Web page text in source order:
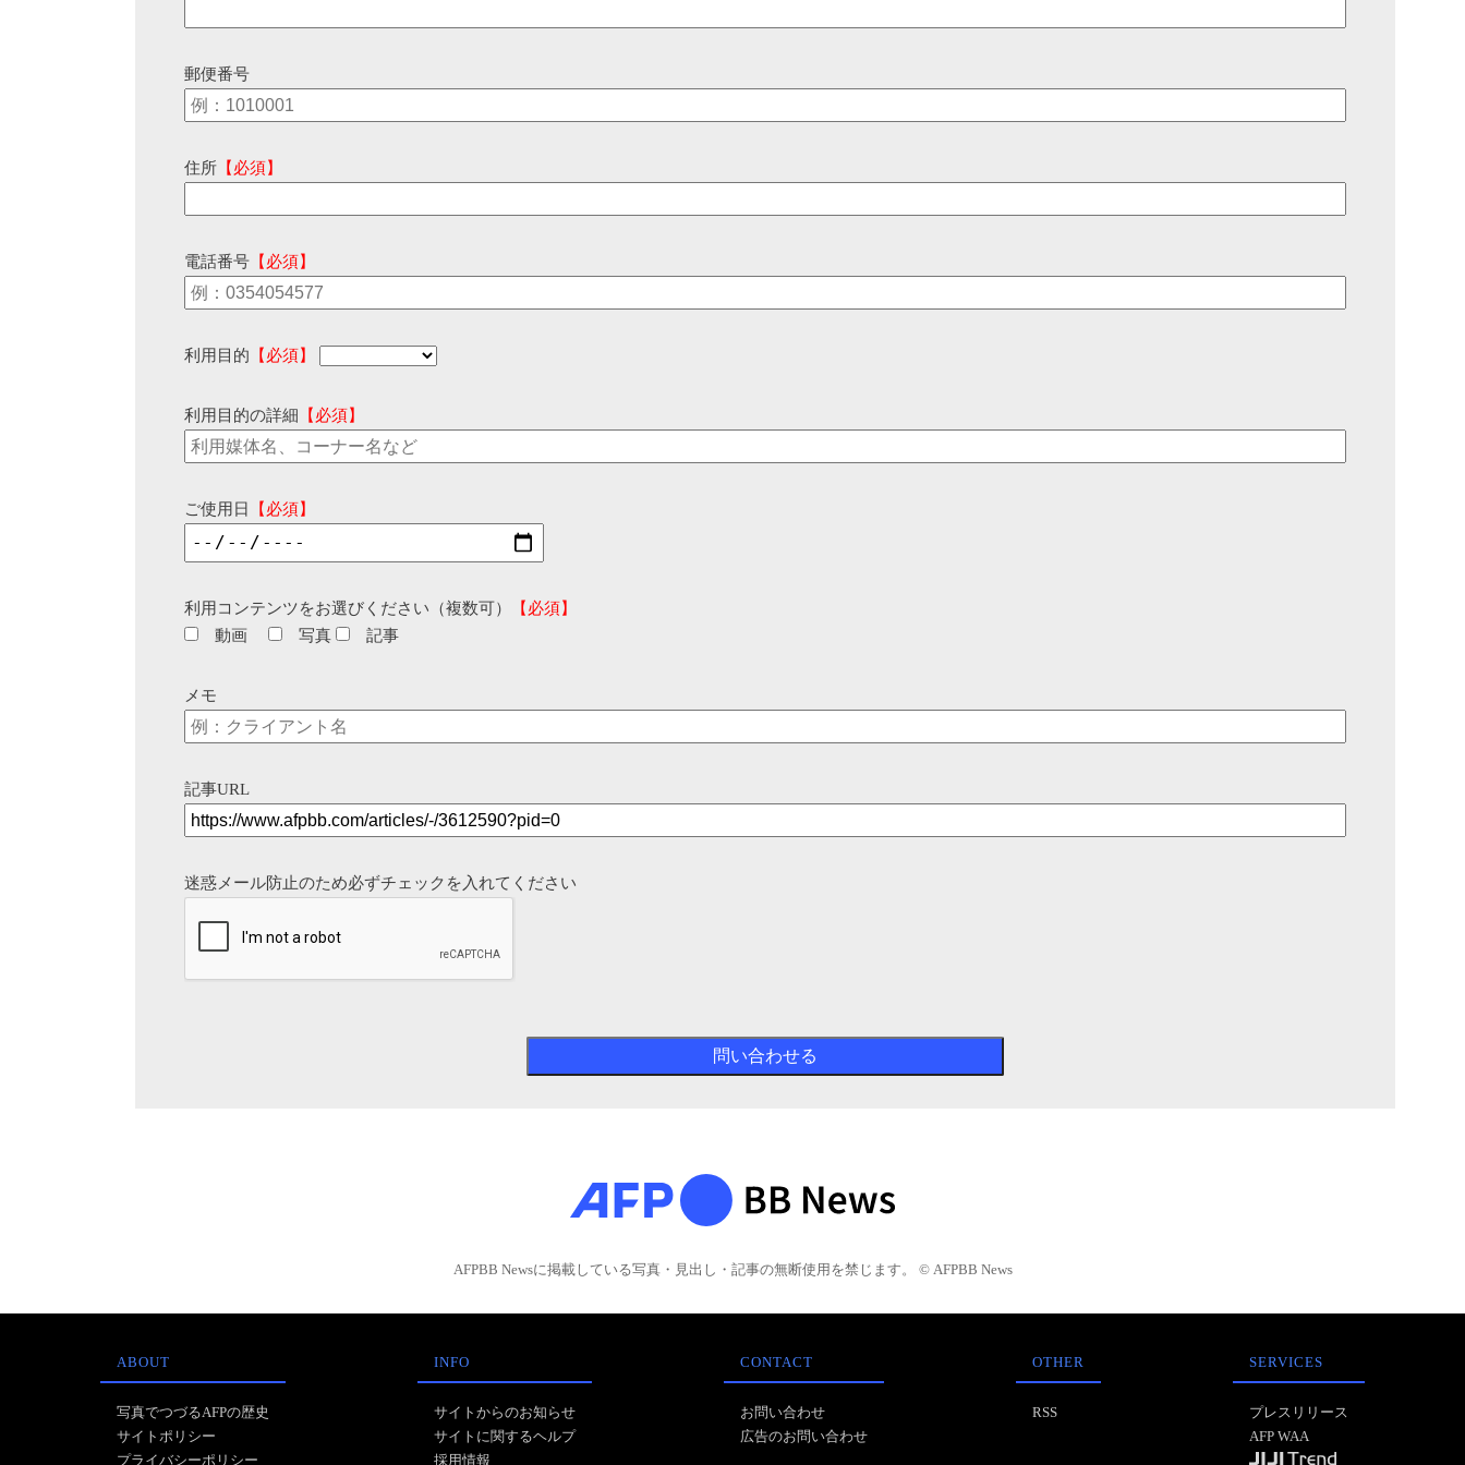
郵便番号
住所 【必須】
電話番号 【必須】
利用目的 【必須】
利用目的の詳細 【必須】
ご使用日 【必須】
利用コンテンツをお選びください（複数可）
【必須】
動画
写真 記事
メモ
記事URL
迷惑メール防止のため必ずチェックを入れてください
AFPBB Newsに掲載している写真・見出し・記事の無断使用を禁じます。 © AFPBB News
ABOUT
写真でつづるAFPの歴史
サイトポリシー
プライバシーポリシー
INFO
サイトからのお知らせ
サイトに関するヘルプ
採用情報
CONTACT
お問い合わせ
広告のお問い合わせ
OTHER
RSS
SERVICES
プレスリリース
AFP WAA